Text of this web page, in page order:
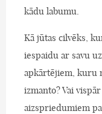
kādu labumu.
Kā jūtas cilvēks,
iespaidu ar savu
apkārtējiem, kuru
izmanto? Vai
aizspriedumiem